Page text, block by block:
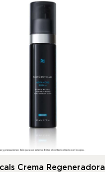
Crema Regeneradora